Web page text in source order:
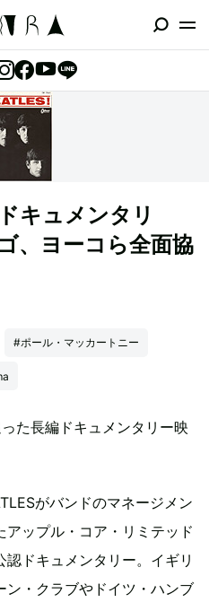
キュメンタリ
、ヨーコら全面協
#ポール・マッカートニー
た長編ドキュメンタリー映
がバンドのマネージメン
アップル・コア・リミテッド
ドキュメンタリー。イギリ
ン・クラブやドイツ・ハンブ